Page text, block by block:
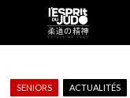
SENIORS ACTUALITÉS